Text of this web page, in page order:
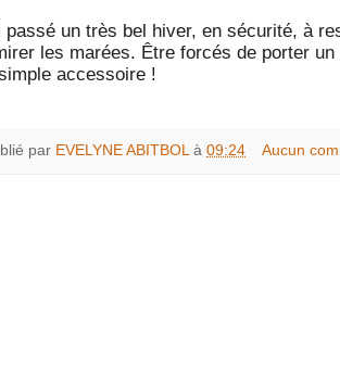
passé un très bel hiver, en sécurité, à
les marées. Être forcés de porter
accessoire !
par EVELYNE ABITBOL à 09:24 Aucun